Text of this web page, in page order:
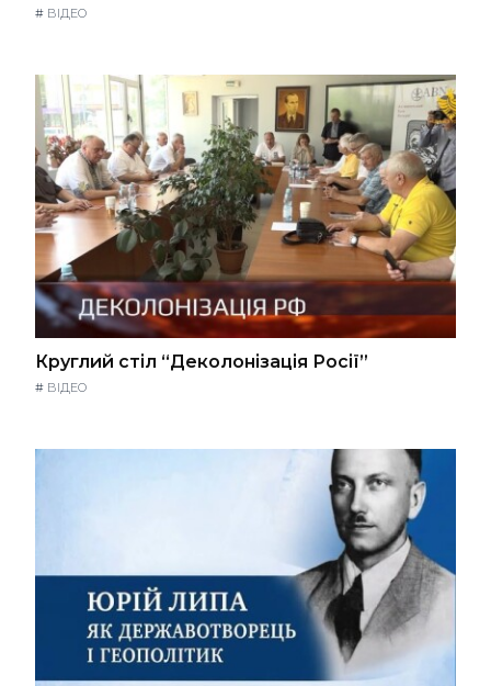
# ВІДЕО
Круглий стіл “Деколонізація Росії”
# ВІДЕО